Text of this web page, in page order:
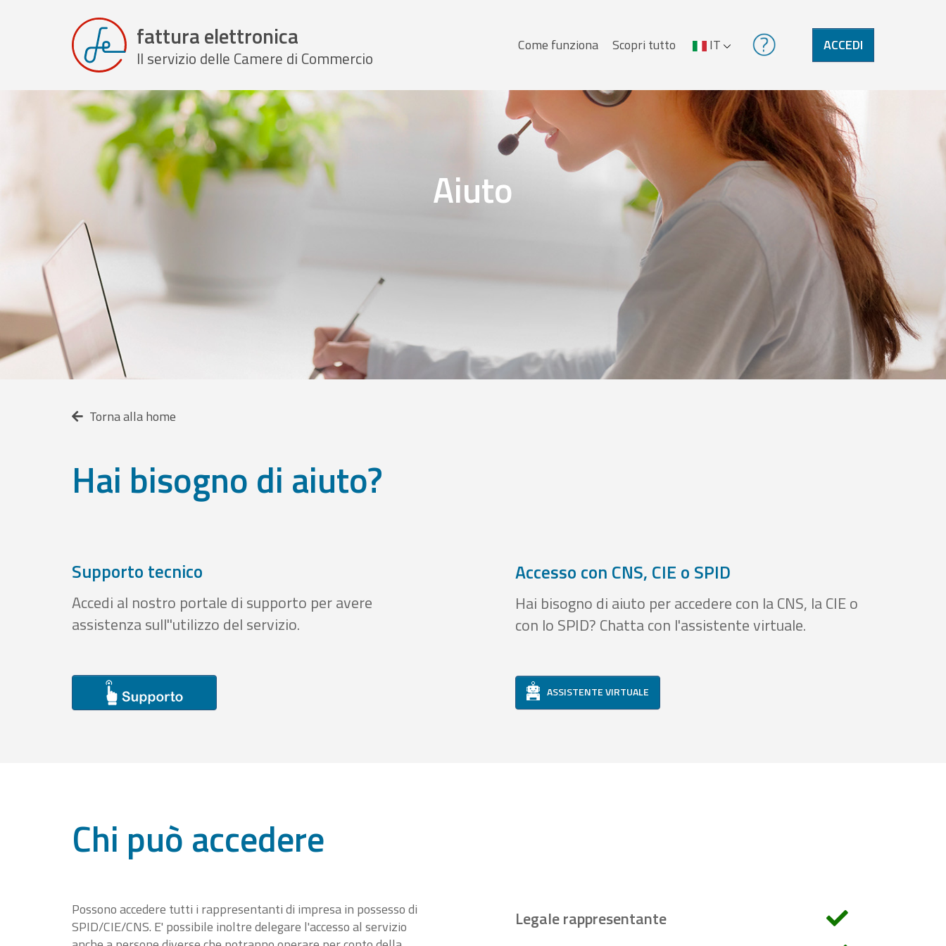
fattura elettronica
Il servizio delle Camere di Commercio Menu
Come funziona Scopri tutto IT ACCEDI
Aiuto
Torna alla home
Hai bisogno di aiuto?
Supporto tecnico
Accedi al nostro portale di supporto per avere
assistenza sull''utilizzo del servizio.
Accesso con CNS, CIE o SPID
Hai bisogno di aiuto per accedere con la CNS, la CIE o
con lo SPID? Chatta con l'assistente virtuale.
ASSISTENTE VIRTUALE
Chi può accedere
Possono accedere tutti i rappresentanti di impresa in possesso di
SPID/CIE/CNS. E' possibile inoltre delegare l'accesso al servizio
Legale rappresentante